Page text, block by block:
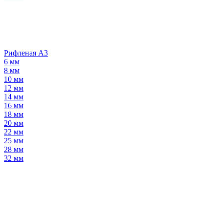
Рифленая А3
6 мм
8 мм
10 мм
12 мм
14 мм
16 мм
18 мм
20 мм
22 мм
25 мм
28 мм
32 мм